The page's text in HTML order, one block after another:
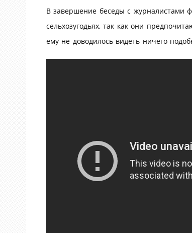
В завершение беседы с журналистами
сельхозугодьях, так как они
ему не доводилось видеть ничего